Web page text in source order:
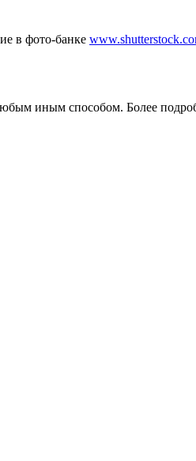
в фото-банке
иным способом. Более